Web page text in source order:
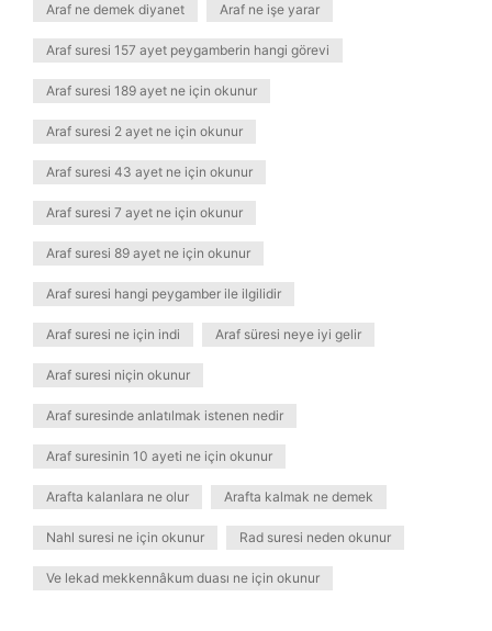
Araf ne demek diyanet Araf ne işe yarar
Araf suresi 157 ayet peygamberin hangi görevi
Araf suresi 189 ayet ne için okunur
Araf suresi 2 ayet ne için okunur
Araf suresi 43 ayet ne için okunur
Araf suresi 7 ayet ne için okunur
Araf suresi 89 ayet ne için okunur
Araf suresi hangi peygamber ile ilgilidir
Araf suresi ne için indi Araf süresi neye iyi gelir
Araf suresi niçin okunur
Araf suresinde anlatılmak istenen nedir
Araf suresinin 10 ayeti ne için okunur
Arafta kalanlara ne olur Arafta kalmak ne demek
Nahl suresi ne için okunur Rad suresi neden okunur
Ve lekad mekkennâkum duası ne için okunur